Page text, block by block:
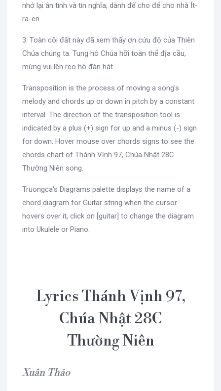
nhớ lại ân tình và tín nghĩa, dành để cho để cho nhà Ít-
ra-en.
3. Toàn cõi đất này đã xem thấy ơn cứu độ của Thiên
Chúa chúng ta. Tung hô Chúa hỡi toàn thể địa cầu,
mừng vui lên reo hò đàn hát.
Transposition is the process of moving a song's
melody and chords up or down in pitch by a constant
interval. The direction of the transposition tool is
indicated by a plus (+) sign for up and a minus (-) sign
for down. Hover mouse over chords signs to see the
chords chart of Thánh Vịnh 97, Chúa Nhật 28C
Thường Niên song.
Truongca's Diagrams palette displays the name of a
chord diagram for Guitar string when the cursor
hovers over it, click on [guitar] to change the diagram
into Ukulele or Piano.
Lyrics Thánh Vịnh 97,
Chúa Nhật 28C
Thường Niên
Xuân Thảo